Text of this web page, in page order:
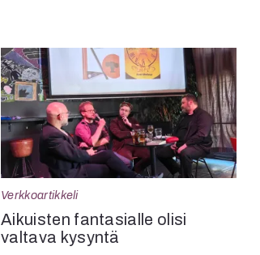
Verkkoartikkeli
Aikuisten fantasialle olisi
valtava kysyntä